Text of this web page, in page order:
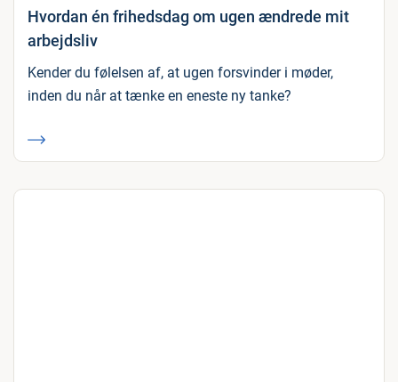
Hvordan én frihedsdag om ugen ændrede mit
arbejdsliv
Kender du følelsen af, at ugen forsvinder i møder,
inden du når at tænke en eneste ny tanke?